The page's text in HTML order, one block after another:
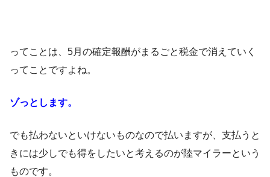
ってことは、5月の確定報酬がまるごと税金で消えていく
ってことですよね。
ゾっとします。
でも払わないといけないものなので払いますが、支払うと
きには少しでも得をしたいと考えるのが陸マイラーという
ものです。